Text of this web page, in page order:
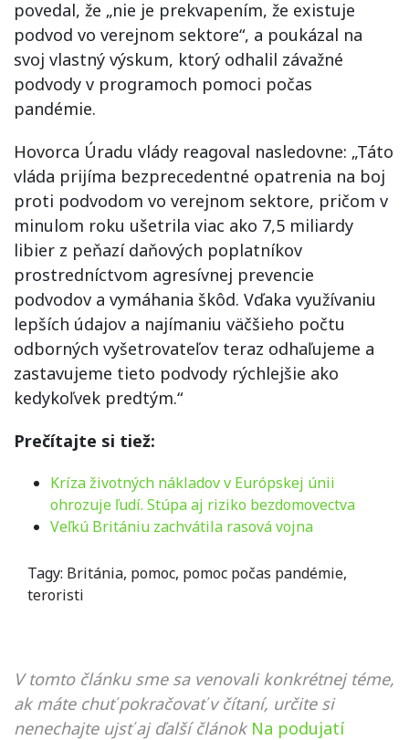
povedal, že „nie je prekvapením, že existuje
podvod vo verejnom sektore“, a poukázal na
svoj vlastný výskum, ktorý odhalil závažné
podvody v programoch pomoci počas
pandémie.
Hovorca Úradu vlády reagoval nasledovne: „Táto
vláda prijíma bezprecedentné opatrenia na boj
proti podvodom vo verejnom sektore, pričom v
minulom roku ušetrila viac ako 7,5 miliardy
libier z peňazí daňových poplatníkov
prostredníctvom agresívnej prevencie
podvodov a vymáhania škôd. Vďaka využívaniu
lepších údajov a najímaniu väčšieho počtu
odborných vyšetrovateľov teraz odhaľujeme a
zastavujeme tieto podvody rýchlejšie ako
kedykoľvek predtým.“
Prečítajte si tiež:
Kríza životných nákladov v Európskej únii
ohrozuje ľudí. Stúpa aj riziko bezdomovectva
Veľkú Britániu zachvátila rasová vojna
Tagy: Británia, pomoc, pomoc počas pandémie,
teroristi
V tomto článku sme sa venovali konkrétnej téme,
ak máte chuť pokračovať v čítaní, určite si
nenechajte ujsť aj ďalší článok Na podujatí